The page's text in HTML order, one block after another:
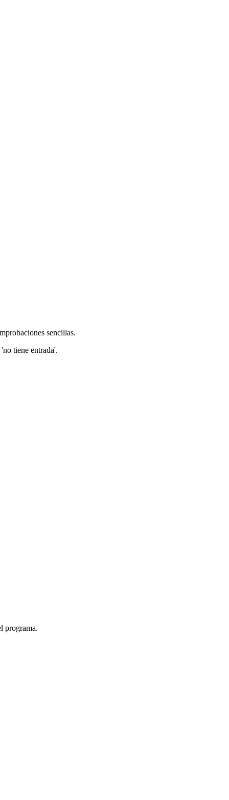
sencillas.
tiene entrada'.
programa.